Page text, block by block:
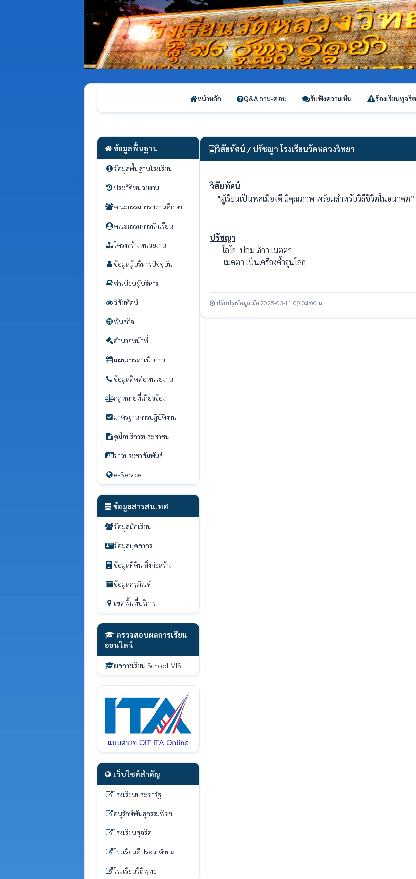
หน้าหลัก Q&A ถาม-ตอบ รับฟังความเห็น ร้องเรียนทุจริต
ข้อมูลพื้นฐาน
ข้อมูลพื้นฐานโรงเรียน
ประวัติหน่วยงาน
คณะกรรมการสถานศึกษา
คณะกรรมการนักเรียน
โครงสร้างหน่วยงาน
ข้อมูลผู้บริหารปัจจุบัน
ทำเนียบผู้บริหาร
วิสัยทัศน์
พันธกิจ
อำนาจหน้าที่
แผนการดำเนินงาน
ข้อมูลติดต่อหน่วยงาน
กฎหมายที่เกี่ยวข้อง
มาตรฐานการปฏิบัติงาน
คู่มือบริการประชาชน
ข่าวประชาสัมพันธ์
e-Service
ข้อมูลสารสนเทศ
ข้อมูลนักเรียน
ข้อมูลบุคลากร
ข้อมูลที่ดิน สิ่งก่อสร้าง
ข้อมูลครุภัณฑ์
เขตพื้นที่บริการ
ตรวจสอบผลการเรียน
ออนไลน์
ผลการเรียน School MIS
เว็บไซต์สำคัญ
โรงเรียนประชารัฐ
อนุรักษ์พันธุกรรมพืชฯ
โรงเรียนสุจริต
โรงเรียนดีประจำตำบล
โรงเรียนวิถีพุทธ
วิสัยทัศน์ / ปรัชญา โรงเรียนวัดหลวงวิทยา
วิสัยทัศน์
"ผู้เรียนเป็นพลเมืองดี มีคุณภาพ พร้อมสำหรับวิถีชีวิตในอนาคต”
ปรัชญา
โลโก ปถฺม ภิกา เมตตา
เมตตา เป็นเครื่องค้ำจุนโลก
ปรับปรุงข้อมูลเมื่อ 2025-03-11 09:04:00 น.